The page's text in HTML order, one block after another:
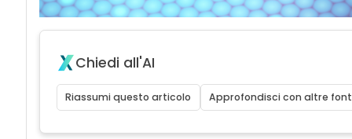
Chiedi all'AI
Riassumi questo articolo Approfondisci con altre